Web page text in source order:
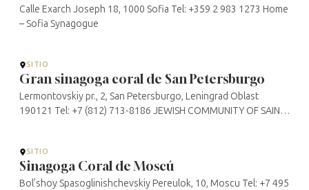
Calle Exarch Joseph 18, 1000 Sofia Tel: +359 2 983 1273 Home
– Sofia Synagogue
SITIO
Gran sinagoga coral de San Petersburgo
Lermontovskiy pr., 2, San Petersburgo, Leningrad Oblast
190121 Tel: +7 (812) 713-8186 JEWISH COMMUNITY OF SAINT
SITIO
Sinagoga Coral de Moscú
Bol’shoy Spasoglinishchevskiy Pereulok, 10, Moscu Tel: +7 495